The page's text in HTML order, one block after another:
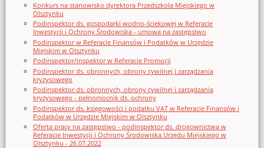
Konkurs na stanowisko dyrektora Przedszkola Miejskiego w
Olsztynku
Podinspektor ds. gospodarki wodno-ściekowej w Referacie
Inwestycji i Ochrony Środowiska - umowa na zastępstwo
Podinspektor w Referacie Finansów i Podatków w Urzędzie
Miejskim w Olsztynku
Podinspektor/inspektor w Referacie Promocji
Podinspektor ds. obronnych, obrony cywilnej i zarządzania
kryzysowego
Podinspektor ds. obronnych, obrony cywilnej i zarządzania
kryzysowego - pełnomocnik ds. ochrony
Podinspektor ds. księgowości i podatku VAT w Referacie Finansów i
Podatków w Urzędzie Miejskim w Olsztynku
Oferta pracy na zastępstwo - podinspektor ds. drogownictwa w
Referacie Inwestycji i Ochrony Środowiska Urzędu Miejskiego w
Olsztynku - 26.07.2022